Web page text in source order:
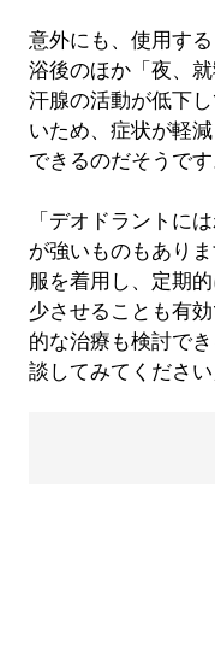
意外にも、使用す
浴後のほか「夜、
汗腺の活動が低下
いため、症状が軽
できるのだそうです
「デオドラントに
が強いものもあり
服を着用し、定期
少させることも有
的な治療も検討で
談してみてください